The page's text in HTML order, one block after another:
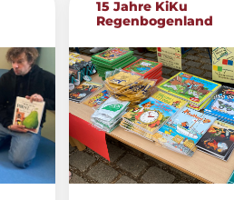
15 Jahre KiKu
Regenbogenland